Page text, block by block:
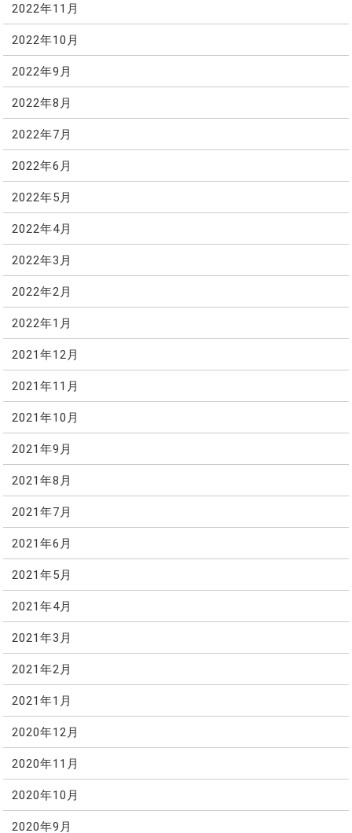
2022年11月
2022年10月
2022年9月
2022年8月
2022年7月
2022年6月
2022年5月
2022年4月
2022年3月
2022年2月
2022年1月
2021年12月
2021年11月
2021年10月
2021年9月
2021年8月
2021年7月
2021年6月
2021年5月
2021年4月
2021年3月
2021年2月
2021年1月
2020年12月
2020年11月
2020年10月
2020年9月